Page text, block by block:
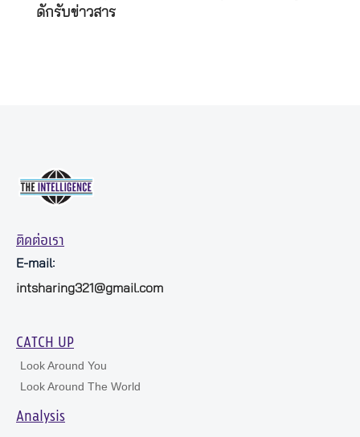
ดักรับข่าวสาร
ติดต่อเรา
E-mail:
intsharing321@gmail.com
CATCH UP
Look Around You
Look Around The World
Analysis